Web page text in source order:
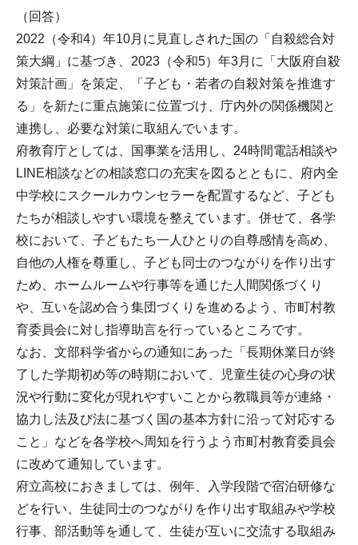
（回答）
2022（令和4）年10月に見直しされた国の「自殺総合対
策大綱」に基づき、2023（令和5）年3月に「大阪府自殺
対策計画」を策定、「子ども・若者の自殺対策を推進す
る」を新たに重点施策に位置づけ、庁内外の関係機関と
連携し、必要な対策に取組んでいます。
府教育庁としては、国事業を活用し、24時間電話相談や
LINE相談などの相談窓口の充実を図るとともに、府内全
中学校にスクールカウンセラーを配置するなど、子ども
たちが相談しやすい環境を整えています。併せて、各学
校において、子どもたち一人ひとりの自尊感情を高め、
自他の人権を尊重し、子ども同士のつながりを作り出す
ため、ホームルームや行事等を通じた人間関係づくり
や、互いを認め合う集団づくりを進めるよう、市町村教
育委員会に対し指導助言を行っているところです。
なお、文部科学省からの通知にあった「長期休業日が終
了した学期初め等の時期において、児童生徒の心身の状
況や行動に変化が現れやすいことから教職員等が連絡・
協力し法及び法に基づく国の基本方針に沿って対応する
こと」などを各学校へ周知を行うよう市町村教育委員会
に改めて通知しています。
府立高校におきましては、例年、入学段階で宿泊研修な
どを行い、生徒同士のつながりを作り出す取組みや学校
行事、部活動等を通して、生徒が互いに交流する取組み